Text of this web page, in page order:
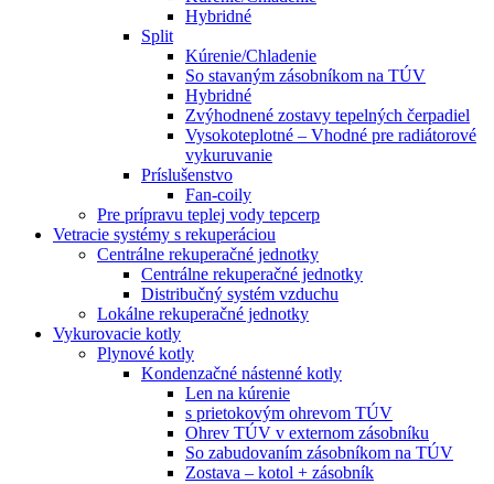
Hybridné
Split
Kúrenie/Chladenie
So stavaným zásobníkom na TÚV
Hybridné
Zvýhodnené zostavy tepelných čerpadiel
Vysokoteplotné – Vhodné pre radiátorové
vykuruvanie
Príslušenstvo
Fan-coily
Pre prípravu teplej vody tepcerp
Vetracie systémy s rekuperáciou
Centrálne rekuperačné jednotky
Centrálne rekuperačné jednotky
Distribučný systém vzduchu
Lokálne rekuperačné jednotky
Vykurovacie kotly
Plynové kotly
Kondenzačné nástenné kotly
Len na kúrenie
s prietokovým ohrevom TÚV
Ohrev TÚV v externom zásobníku
So zabudovaním zásobníkom na TÚV
Zostava – kotol + zásobník